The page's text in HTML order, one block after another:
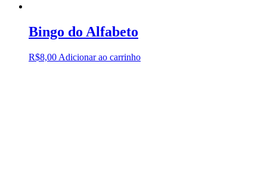
Bingo do Alfabeto
R$8,00 Adicionar ao carrinho